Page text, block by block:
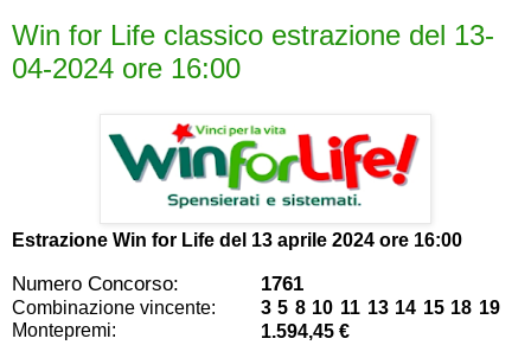
Win for Life classico estrazione del 13-
04-2024 ore 16:00
Estrazione Win for Life del 13 aprile 2024 ore 16:00
Numero Concorso: 1761
Combinazione vincente:
3 5 8 10 11 13 14 15 18 19
Montepremi:
1.594,45 €